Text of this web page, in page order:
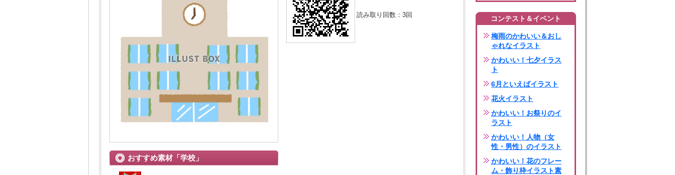
おすすめ素材「学校」
読み取り回数： 3回 コンテスト＆イベント
梅雨のかわいい＆おし
ゃれなイラスト
かわいい！七夕イラス
ト
6月といえばイラスト
花火イラスト
かわいい！お祭りのイ
ラスト
かわいい！人物（女
性・男性）のイラスト
かわいい！花のフレー
ム・飾り枠イラスト素